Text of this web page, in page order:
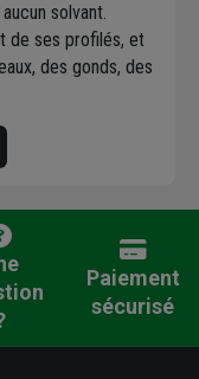
solvant.
de ses profilés, et
des gonds, des
Paiement
sécurisé